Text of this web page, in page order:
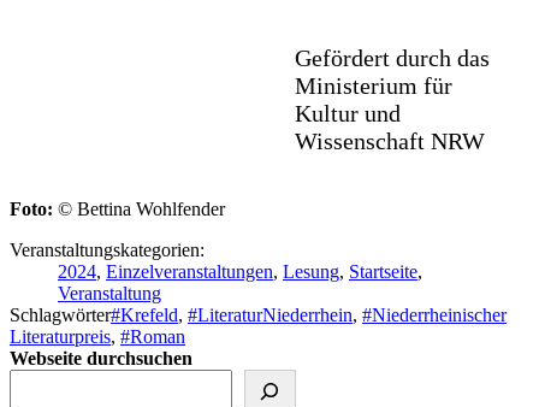
Gefördert durch das
Ministerium für
Kultur und
Wissenschaft NRW
Foto: © Bettina Wohlfender
Veranstaltungskategorien:
2024, Einzelveranstaltungen, Lesung, Startseite,
Veranstaltung
Schlagwörter#Krefeld, #LiteraturNiederrhein, #Niederrheinischer
Literaturpreis, #Roman
Webseite durchsuchen